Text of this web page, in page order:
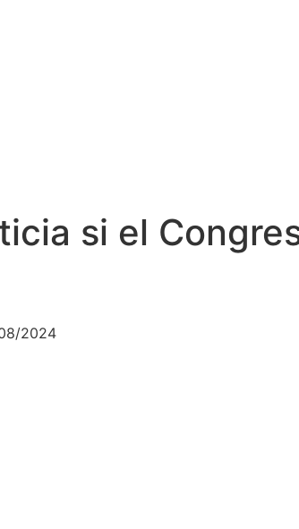
si el
2024